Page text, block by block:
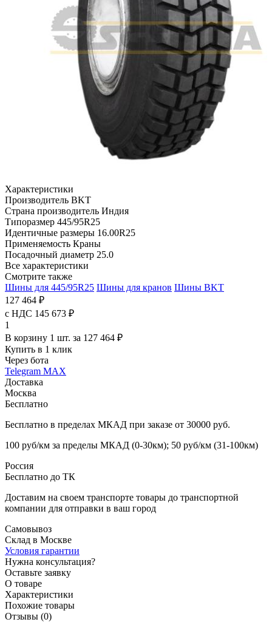
Характеристики
Производитель BKT
Страна производитель Индия
Типоразмер 445/95R25
Идентичные размеры 16.00R25
Применяемость Краны
Посадочный диаметр 25.0
Все характеристики
Смотрите также
Шины для 445/95R25 Шины для кранов Шины BKT
127 464 ₽
с НДС 145 673 ₽
1
В корзину 1 шт. за 127 464 ₽
Купить в 1 клик
Через бота
Telegram MAX
Доставка
Москва
Бесплатно
Бесплатно в пределах МКАД при заказе от 30000 руб.
100 руб/км за пределы МКАД (0-30км); 50 руб/км (31-100км)
Россия
Бесплатно до ТК
Доставим на своем транспорте товары до транспортной
компании для отправки в ваш город
Самовывоз
Склад в Москве
Условия гарантии
Нужна консультация?
Оставьте заявку
О товаре
Характеристики
Похожие товары
Отзывы (0)